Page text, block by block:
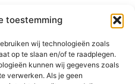
toestemming
wij technologieën zoals
op te slaan en/of te raadplegen.
kunnen wij gegevens zoals
verwerken. Als je geen